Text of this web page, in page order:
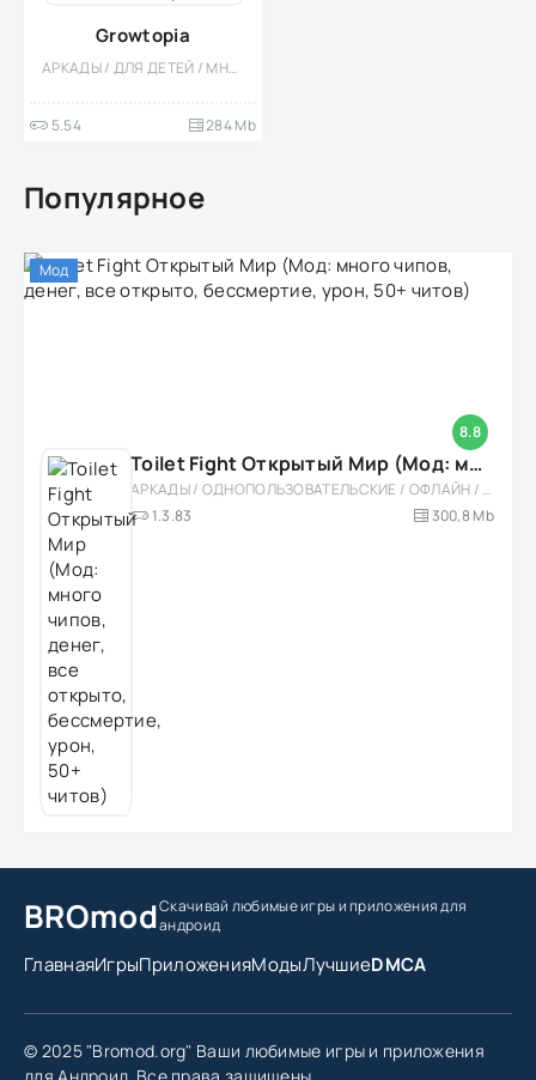
Growtopia
АРКАДЫ / ДЛЯ ДЕТЕЙ / МНОГОПОЛЬЗОВАТЕЛЬСКАЯ / СИМУЛЯТОРЫ / ПИКСЕЛЬНАЯ / ОДНОПОЛЬЗОВАТЕЛЬСКИЕ / СТИЛИЗАЦИЯ / ВЕСЁЛАЯ / ПЕСОЧНИЦЫ / ВСТРОЕННЫЙ КЕШ
5.54 284 Mb
Популярное
8.8
Мод
Toilet Fight Открытый Мир (Мод: много чипов, денег, все открыто, бессмертие, урон, 50+ читов)
АРКАДЫ / ОДНОПОЛЬЗОВАТЕЛЬСКИЕ / ОФЛАЙН / МОД / РОЛЕВЫЕ / ШУТЕРЫ / ОТКРЫТЫЙ МИР / ВСТРОЕННЫЙ КЕШ / 3D / ЭКШЕНЫ / ТУАЛЕТНЫЕ ВОЙНЫ / ДЛЯ ДЕТЕЙ
1.3.83
300,8 Mb
BROmodСкачивай любимые игрыи приложения для
андроид
ГлавнаяИгрыПриложенияМодыЛучшиеDMCA
© 2025 "Bromod.org" Ваши любимые игры и приложения